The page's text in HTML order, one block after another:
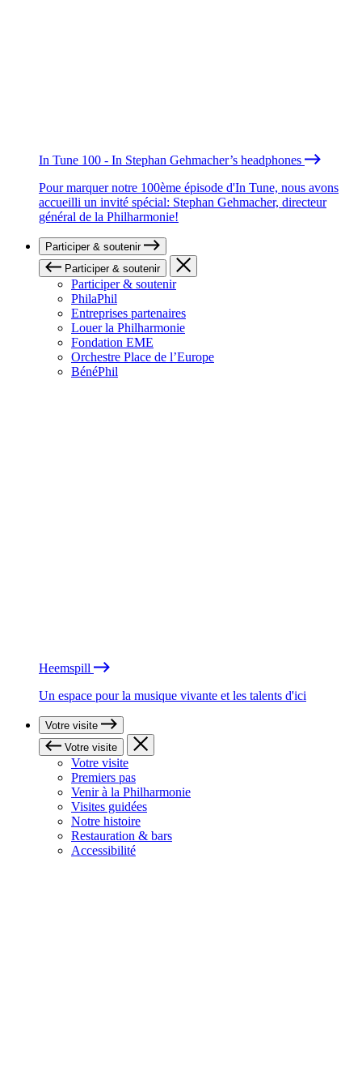
In Tune 100 - In Stephan Gehmacher’s headphones
Pour marquer notre 100ème épisode d'In Tune, nous avons
accueilli un invité spécial: Stephan Gehmacher, directeur
général de la Philharmonie!
Participer & soutenir
Participer & soutenir
Participer & soutenir
PhilaPhil
Entreprises partenaires
Louer la Philharmonie
Fondation EME
Orchestre Place de l’Europe
BénéPhil
Heemspill
Un espace pour la musique vivante et les talents d'ici
Votre visite
Votre visite
Votre visite
Premiers pas
Venir à la Philharmonie
Visites guidées
Notre histoire
Restauration & bars
Accessibilité